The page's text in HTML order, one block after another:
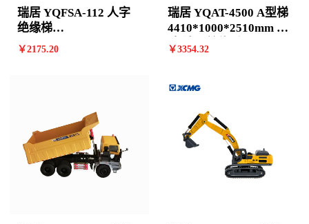
瑞居 YQFSA-112 人字
绝缘梯
3390*765*2265mm 11
￥2175.20
瑞居 YQAT-4500 A型梯
4410*1000*2510mm 13
阶 计价单位:个
￥3354.32